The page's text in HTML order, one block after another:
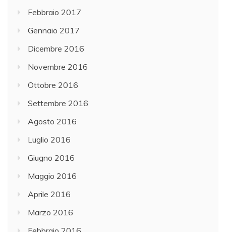
Febbraio 2017
Gennaio 2017
Dicembre 2016
Novembre 2016
Ottobre 2016
Settembre 2016
Agosto 2016
Luglio 2016
Giugno 2016
Maggio 2016
Aprile 2016
Marzo 2016